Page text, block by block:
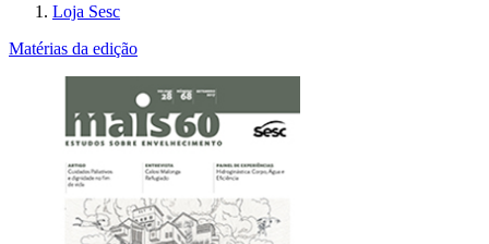
Loja Sesc
Matérias da edição